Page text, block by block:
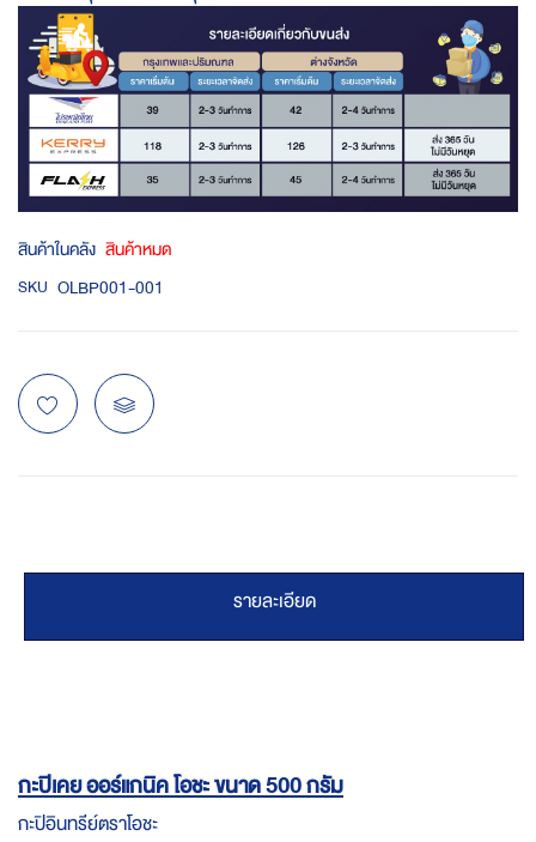
สินค้าในคลัง สินค้าหมด
SKU OLBP001-001
รายละเอียด
กะปิเคย ออร์แกนิค โอชะ ขนาด 500 กรัม
กะปิอินทรีย์ตราโอชะ